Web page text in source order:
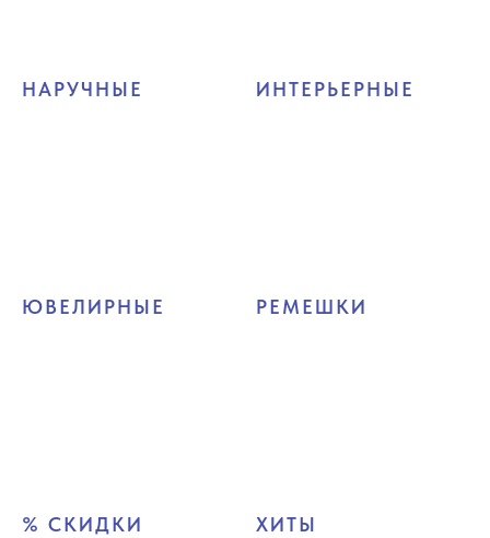
НАРУЧНЫЕ ИНТЕРЬЕРНЫЕ
ЮВЕЛИРНЫЕ РЕМЕШКИ
% СКИДКИ ХИТЫ